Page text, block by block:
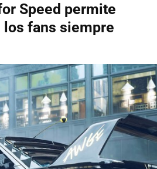
Speed permite
los fans siempre